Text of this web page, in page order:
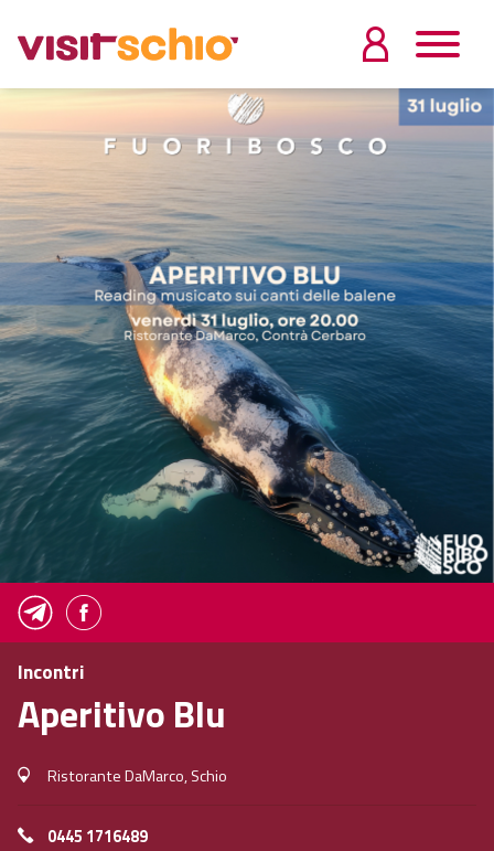
Incontri
Aperitivo Blu
Ristorante DaMarco, Schio
0445 1716489